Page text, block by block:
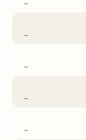
–
–
–
–
–